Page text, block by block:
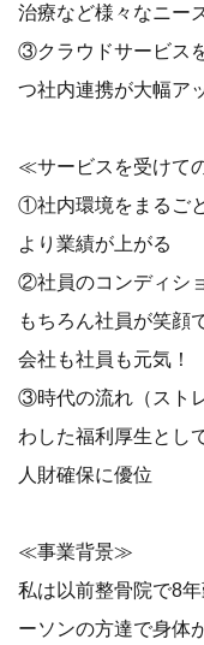
治療など様々なニー
③クラウドサービス
つ社内連携が大幅ア
≪サービスを受けて
①社内環境をまるご
より業績が上がる
②社員のコンディシ
もちろん社員が笑顔
会社も社員も元気！
③時代の流れ（スト
わした福利厚生とし
人財確保に優位
≪事業背景≫
私は以前整骨院で8
ーソンの方達で身体